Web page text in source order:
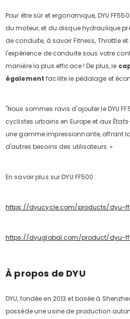
13 Reviews
€899.00
€1,399.00
Pour être sûr et ergonomique, DYU
du moteur, et du disque hydraulique
de conduite, à savoir Fitness, Throttle
l'expérience de conduite sous votre
manière la plus efficace ! De plus, le
également facilite le pédalage et
"Nous sommes ravis d'ajouter le DYU
cyclistes urbains en Europe et aux
une gamme impressionnante, offrant
d'autres besoins des utilisateurs. »
En savoir plus sur DYU FF500 :
https://dyucycle.com/products/dyu-
https://dyuglobal.com/product/dyu-
À propos de DYU
DYU, fondée en 2013 et basée à
possède une usine de production